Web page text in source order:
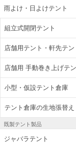
雨よけ・日よけテント
組立式開閉テント
店舗用テント・軒先テン
店舗用 手動巻き上げテ
小型・仮設テント倉庫
テント倉庫の生地張替え
既製テント製品
ジャバラテント